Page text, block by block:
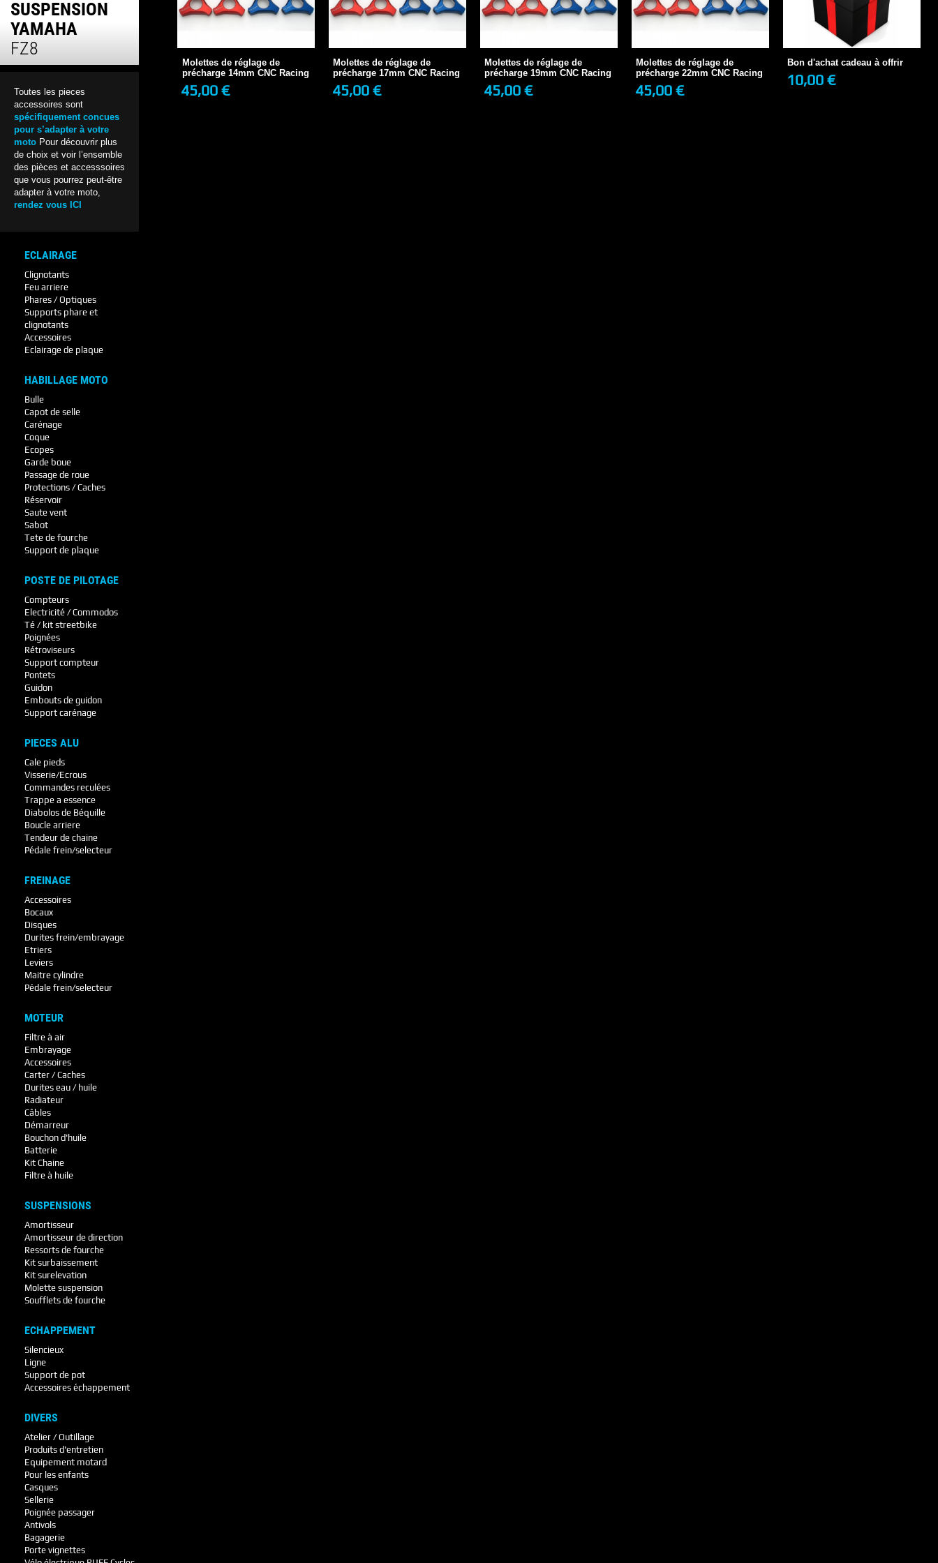
SUSPENSION
YAMAHA
FZ8
Toutes les pieces
accessoires sont
spécifiquement concues
pour s’adapter à votre
moto Pour découvrir plus
de choix et voir l’ensemble
des pièces et accesssoires
que vous pourrez peut-être
adapter à votre moto,
rendez vous ICI
ECLAIRAGE
Clignotants
Feu arriere
Phares / Optiques
Supports phare et
clignotants
Accessoires
Eclairage de plaque
HABILLAGE MOTO
Bulle
Capot de selle
Carénage
Coque
Ecopes
Garde boue
Passage de roue
Protections / Caches
Réservoir
Saute vent
Sabot
Tete de fourche
Support de plaque
POSTE DE PILOTAGE
Compteurs
Electricité / Commodos
Té / kit streetbike
Poignées
Rétroviseurs
Support compteur
Pontets
Guidon
Embouts de guidon
Support carénage
PIECES ALU
Cale pieds
Visserie/Ecrous
Commandes reculées
Trappe a essence
Diabolos de Béquille
Boucle arriere
Tendeur de chaine
Pédale frein/selecteur
FREINAGE
Accessoires
Bocaux
Disques
Durites frein/embrayage
Etriers
Leviers
Maitre cylindre
Pédale frein/selecteur
MOTEUR
Filtre à air
Embrayage
Accessoires
Carter / Caches
Durites eau / huile
Radiateur
Câbles
Démarreur
Bouchon d'huile
Batterie
Kit Chaine
Filtre à huile
SUSPENSIONS
Amortisseur
Amortisseur de direction
Ressorts de fourche
Kit surbaissement
Kit surelevation
Molette suspension
Soufflets de fourche
ECHAPPEMENT
Silencieux
Ligne
Support de pot
Accessoires échappement
DIVERS
Atelier / Outillage
Produits d'entretien
Equipement motard
Pour les enfants
Casques
Sellerie
Poignée passager
Antivols
Bagagerie
Porte vignettes
Molettes de réglage de
précharge 14mm CNC Racing
45,00 €
45,00 €
Molettes de réglage de
précharge 17mm CNC Racing
45,00 €
45,00 €
Molettes de réglage de
précharge 19mm CNC Racing
45,00 €
45,00 €
Molettes de réglage de
précharge 22mm CNC Racing
45,00 €
45,00 €
Bon d'achat cadeau à offrir
10,00 €
Bon d'achat cadeau à offrir
10,00 € EN STOCK